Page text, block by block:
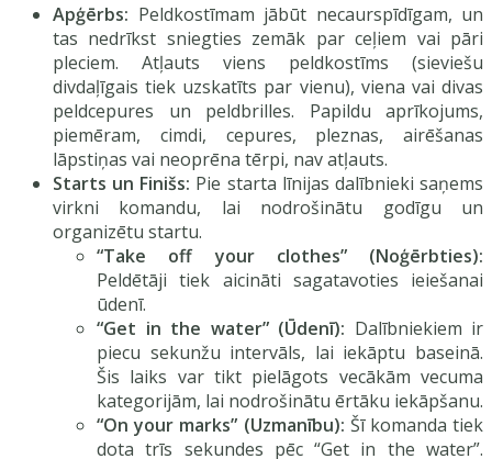
Apģērbs: Peldkostīmam jābūt necaurspīdīgam, un
tas nedrīkst sniegties zemāk par ceļiem vai pāri
pleciem. Atļauts viens peldkostīms (sieviešu
divdaļīgais tiek uzskatīts par vienu), viena vai divas
peldcepures un peldbrilles. Papildu aprīkojums,
piemēram, cimdi, cepures, pleznas, airēšanas
lāpstiņas vai neoprēna tērpi, nav atļauts.
Starts un Finišs: Pie starta līnijas dalībnieki saņems
virkni komandu, lai nodrošinātu godīgu un
organizētu startu.
“Take off your clothes” (Noģērbties):
Peldētāji tiek aicināti sagatavoties ieiešanai
ūdenī.
“Get in the water” (Ūdenī): Dalībniekiem ir
piecu sekunžu intervāls, lai iekāptu baseinā.
Šis laiks var tikt pielāgots vecākām vecuma
kategorijām, lai nodrošinātu ērtāku iekāpšanu.
“On your marks” (Uzmanību): Šī komanda tiek
dota trīs sekundes pēc “Get in the water”.